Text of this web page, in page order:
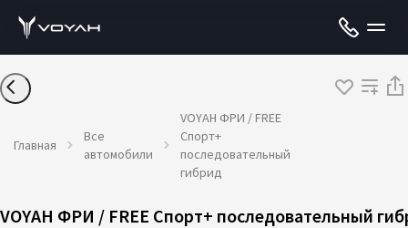
Главная
Все
автомобили
VOYAH ФРИ / FREE
Спорт+
последовательный
гибрид
VOYAH ФРИ / FREE Спорт+ последовательный